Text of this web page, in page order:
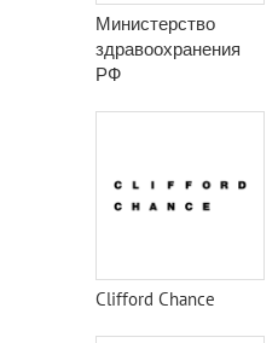
Министерство
здравоохранения
РФ
Clifford Chance